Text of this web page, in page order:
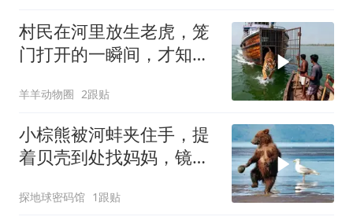
村民在河里放生老虎，笼
门打开的一瞬间，才知道
羊羊动物圈 2跟贴
小棕熊被河蚌夹住手，提
着贝壳到处找妈妈，镜头
探地球密码馆 1跟贴